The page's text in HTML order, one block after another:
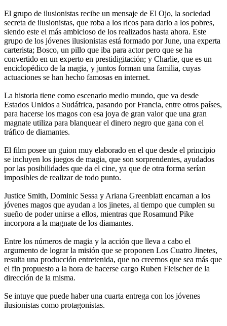
El grupo de ilusionistas recibe un mensaje de El Ojo, la sociedad
secreta de ilusionistas, que roba a los ricos para darlo a los pobres,
siendo este el más ambicioso de los realizados hasta ahora. Este
grupo de los jóvenes ilusionistas está formado por June, una experta
carterista; Bosco, un pillo que iba para actor pero que se ha
convertido en un experto en prestidigitación; y Charlie, que es un
enciclopédico de la magia, y juntos forman una familia, cuyas
actuaciones se han hecho famosas en internet.
La historia tiene como escenario medio mundo, que va desde
Estados Unidos a Sudáfrica, pasando por Francia, entre otros países,
para hacerse los magos con esa joya de gran valor que una gran
magnate utiliza para blanquear el dinero negro que gana con el
tráfico de diamantes.
El film posee un guion muy elaborado en el que desde el principio
se incluyen los juegos de magia, que son sorprendentes, ayudados
por las posibilidades que da el cine, ya que de otra forma serían
imposibles de realizar de todo punto.
Justice Smith, Dominic Sessa y Ariana Greenblatt encarnan a los
jóvenes magos que ayudan a los jinetes, al tiempo que cumplen su
sueño de poder unirse a ellos, mientras que Rosamund Pike
incorpora a la magnate de los diamantes.
Entre los números de magia y la acción que lleva a cabo el
argumento de lograr la misión que se proponen Los Cuatro Jinetes,
resulta una producción entretenida, que no creemos que sea más que
el fin propuesto a la hora de hacerse cargo Ruben Fleischer de la
dirección de la misma.
Se intuye que puede haber una cuarta entrega con los jóvenes
ilusionistas como protagonistas.